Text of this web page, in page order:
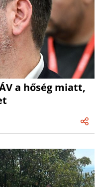
a hőség miatt,